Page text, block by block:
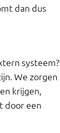
dan dus
systeem?
We zorgen
krijgen,
door een